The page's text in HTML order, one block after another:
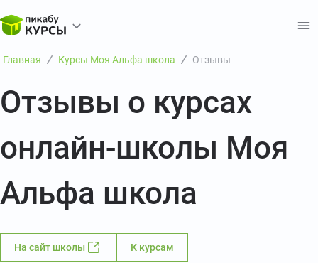
Главная Курсы Моя Альфа школа Отзывы
Отзывы о курсах
онлайн-школы Моя
Альфа школа
На сайт школы К курсам